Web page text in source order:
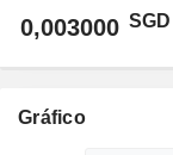
0,003000 SGD
Gráfico